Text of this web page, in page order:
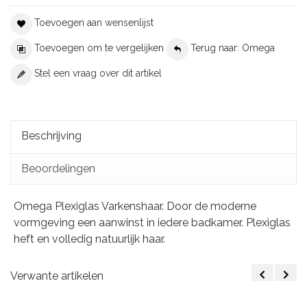
Toevoegen aan wensenlijst
Toevoegen om te vergelijken Terug naar: Omega
Stel een vraag over dit artikel
Beschrijving
Beoordelingen
Omega Plexiglas Varkenshaar. Door de moderne
vormgeving een aanwinst in iedere badkamer. Plexiglas
heft en volledig natuurlijk haar.
Verwante artikelen